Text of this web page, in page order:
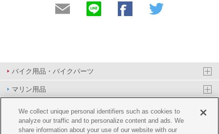
バイク用品・バイクパーツ
マリン用品
PAS/YPJ用品
その他用品
We collect unique personal identifiers such as cookies to
analyze our traffic and to personalize content and ads. We
share information about your use of our website with our